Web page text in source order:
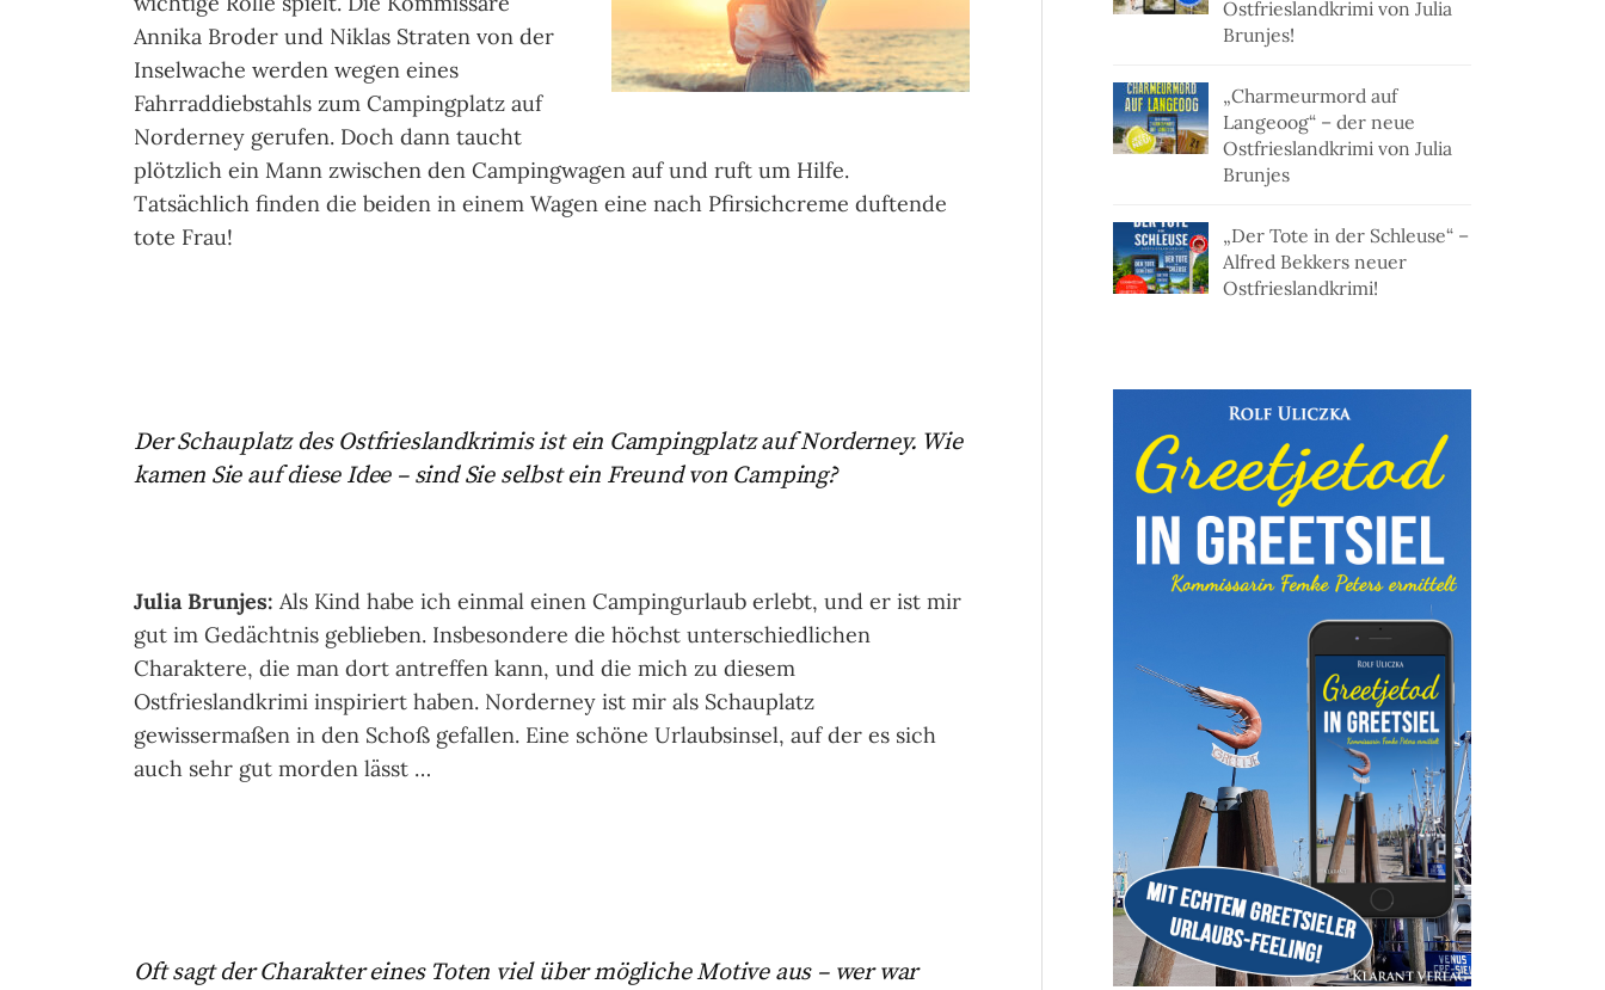
Annika Broder und Niklas Straten von der
Inselwache werden wegen eines
Fahrraddiebstahls zum Campingplatz auf
Norderney gerufen. Doch dann taucht
plötzlich ein Mann zwischen den Campingwagen auf und ruft um Hilfe.
Tatsächlich finden die beiden in einem Wagen eine nach Pfirsichcreme duftende
tote Frau!
Der Schauplatz des Ostfrieslandkrimis ist ein Campingplatz auf Norderney. Wie
kamen Sie auf diese Idee – sind Sie selbst ein Freund von Camping?
Julia Brunjes: Als Kind habe ich einmal einen Campingurlaub erlebt, und er ist mir
gut im Gedächtnis geblieben. Insbesondere die höchst unterschiedlichen
Charaktere, die man dort antreffen kann, und die mich zu diesem
Ostfrieslandkrimi inspiriert haben. Norderney ist mir als Schauplatz
gewissermaßen in den Schoß gefallen. Eine schöne Urlaubsinsel, auf der es sich
auch sehr gut morden lässt …
Oft sagt der Charakter eines Toten viel über mögliche Motive aus – wer war
Ostfrieslandkrimi von Julia
Brunjes!
„Charmeurmord auf
Langeoog“ – der neue
Ostfrieslandkrimi von Julia
Brunjes
„Der Tote in der Schleuse“ –
Alfred Bekkers neuer
Ostfrieslandkrimi!